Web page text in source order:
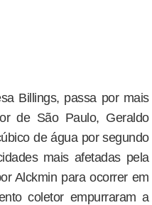
Billings, passa por mais
de São Paulo, Geraldo
de água por segundo
mais afetadas pela
Alckmin para ocorrer em
coletor empurraram a